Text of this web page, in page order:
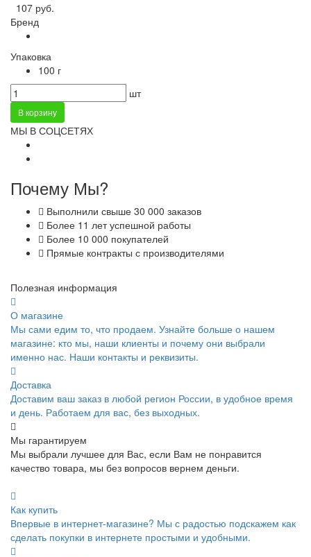
107 руб.
Бренд
Упаковка
100 г
шт
В корзину
МЫ В СОЦСЕТЯХ
Почему Мы?
Выполнили свыше 30 000 заказов
Более 11 лет успешной работы
Более 10 000 покупателей
Прямые контракты с производителями
Полезная информация
О магазине
Мы сами едим то, что продаем. Узнайте больше о нашем
магазине: кто мы, наши клиенты и почему они выбрали
именно нас. Наши контакты и реквизиты.
Доставка
Доставим ваш заказ в любой регион России, в удобное время
и день. Работаем для вас, без выходных.
Мы гарантируем
Мы выбрали лучшее для Вас, если Вам не понравится
качество товара, мы без вопросов вернем деньги.
Как купить
Впервые в интернет-магазине? Мы с радостью подскажем как
сделать покупки в интернете простыми и удобными.